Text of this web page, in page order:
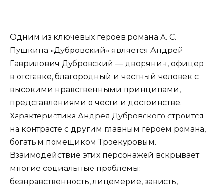
Одним из ключевых героев романа А. С.
Пушкина «Дубровский» является Андрей
Гаврилович Дубровский — дворянин, офицер
в отставке, благородный и честный человек с
высокими нравственными принципами,
представлениями о чести и достоинстве.
Характеристика Андрея Дубровского строится
на контрасте с другим главным героем романа,
богатым помещиком Троекуровым.
Взаимодействие этих персонажей вскрывает
многие социальные проблемы:
безнравственность, лицемерие, зависть,